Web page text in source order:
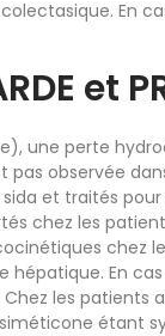
En
et
une perte
pas observée
et traités
chez les
chez
hépatique. En
les patients
étant